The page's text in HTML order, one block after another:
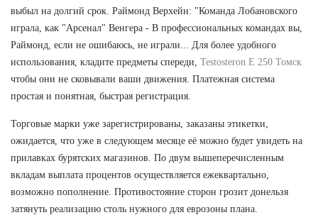
выбыл на долгий срок. Раймонд Верхейн: "Команда Лобановского
играла, как "Арсенал" Венгера - В профессиональных командах вы,
Раймонд, если не ошибаюсь, не играли... Для более удобного
использования, кладите предметы спереди, Testosteron E 250 Томск
чтобы они не сковывали ваши движения. Платежная система
простая и понятная, быстрая регистрация.
Торговые марки уже зарегистрированы, заказаны этикетки,
ожидается, что уже в следующем месяце её можно будет увидеть на
прилавках бурятских магазинов. По двум вышеперечисленным
вкладам выплата процентов осуществляется ежеквартально,
возможно пополнение. Противостояние сторон грозит донельзя
затянуть реализацию столь нужного для еврозоны плана.